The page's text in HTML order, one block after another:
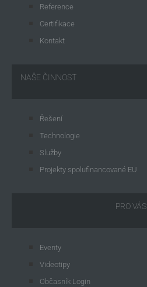
Reference
Certifikace
Kontakt
NAŠE ČINNOST
Řešení
Technologie
Služby
Projekty spolufinancované EU
PRO VÁS
Eventy
Videotipy
Občasník Login